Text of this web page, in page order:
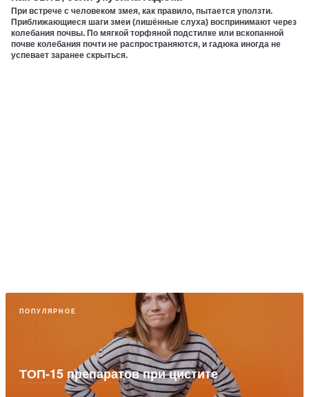
При встрече с человеком змея, как правило, пытается уползти.
Приближающиеся шаги змеи (лишённые слуха) воспринимают через
колебания почвы. По мягкой торфяной подстилке или вскопанной
почве колебания почти не распространяются, и гадюка иногда не
успевает заранее скрыться.
ПОПУЛЯРНОЕ
ТОП-15 препаратов при цистите